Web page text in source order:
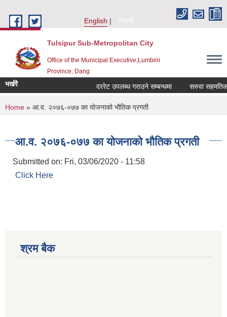
English
नेपाली
Tulsipur Sub-Metropolitan City
Office of the Municipal Executive,Lumbini
Province, Dang
भर्खरै दररेट उपलब्ध गराउने सम्बन्धमा सरुवा सहमतिका
You are here
Home » आ.व. २०७६-०७७ का योजनाको भौतिक प्रगती
आ.व. २०७६-०७७ का योजनाको भौतिक प्रगती
Submitted on: Fri, 03/06/2020 - 11:58
Click Here
श्रम बैक